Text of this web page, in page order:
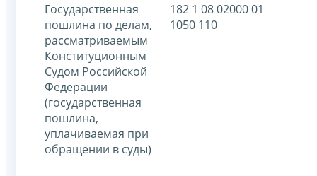
Государственная
пошлина по делам,
рассматриваемым
Конституционным
Судом Российской
Федерации
(государственная
пошлина,
уплачиваемая при
обращении в суды)
182 1 08 02000 01
1050 110